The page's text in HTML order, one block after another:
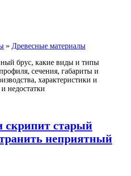
» Древесные материалы
брус, какие виды и типы
сечения, габариты и
характеристики и
недостатки
скрипит старый
неприятный